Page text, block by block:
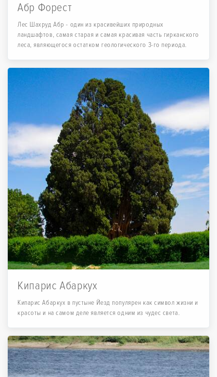
Абр Форест
Лес Шахруд Абр - один из красивейших природных
ландшафтов, самая старая и самая красивая часть гирканского
леса, являющегося остатком геологического 3-го периода.
Кипарис Абаркух
Кипарис Абаркух в пустыне Йезд популярен как символ жизни и
красоты и на самом деле является одним из чудес света.